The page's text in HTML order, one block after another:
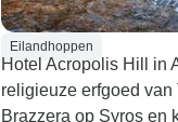
Eilandhoppen
Hotel Acropolis Hill in
religieuze erfgoed
Brazzera op Syros en